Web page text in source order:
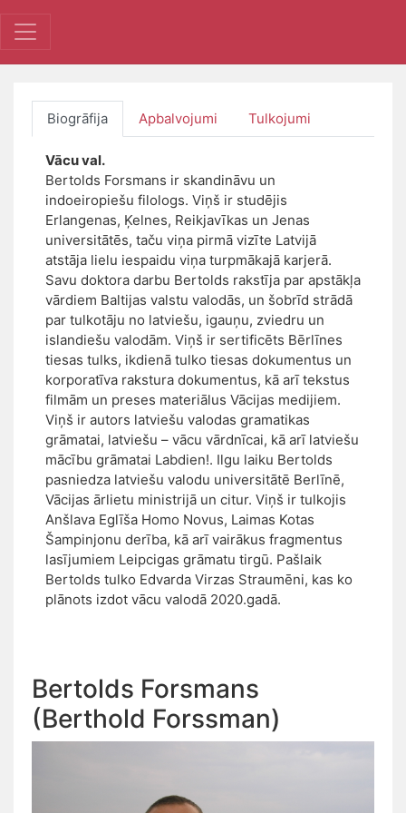
Biogrāfija Apbalvojumi Tulkojumi
Vācu val.
Bertolds Forsmans ir skandināvu un
indoeiropiešu filologs. Viņš ir studējis
Erlangenas, Ķelnes, Reikjavīkas un Jenas
universitātēs, taču viņa pirmā vizīte Latvijā
atstāja lielu iespaidu viņa turpmākajā karjerā.
Savu doktora darbu Bertolds rakstīja par apstākļa
vārdiem Baltijas valstu valodās, un šobrīd strādā
par tulkotāju no latviešu, igauņu, zviedru un
islandiešu valodām. Viņš ir sertificēts Bērlīnes
tiesas tulks, ikdienā tulko tiesas dokumentus un
korporatīva rakstura dokumentus, kā arī tekstus
filmām un preses materiālus Vācijas medijiem.
Viņš ir autors latviešu valodas gramatikas
grāmatai, latviešu – vācu vārdnīcai, kā arī latviešu
mācību grāmatai Labdien!. Ilgu laiku Bertolds
pasniedza latviešu valodu universitātē Berlīnē,
Vācijas ārlietu ministrijā un citur. Viņš ir tulkojis
Anšlava Eglīša Homo Novus, Laimas Kotas
Šampinjonu derība, kā arī vairākus fragmentus
lasījumiem Leipcigas grāmatu tirgū. Pašlaik
Bertolds tulko Edvarda Virzas Straumēni, kas ko
plānots izdot vācu valodā 2020.gadā.
Bertolds Forsmans
(Berthold Forssman)